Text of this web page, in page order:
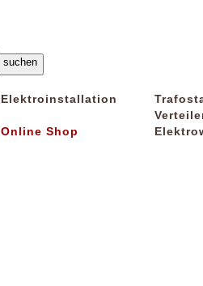
Elektroinstallation
Online Shop